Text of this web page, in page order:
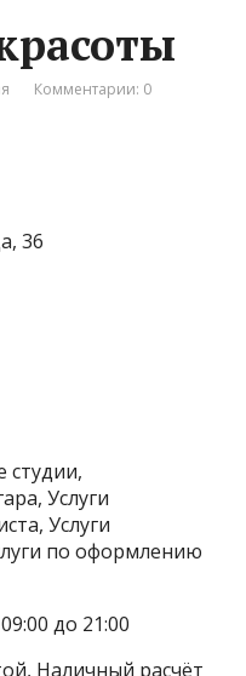
Комментарии: 0
36
студии,
Услуги
Услуги
по оформлению
до 21:00
Наличный расчёт